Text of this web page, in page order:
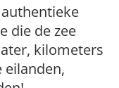
die de zee
kilometers
eilanden,